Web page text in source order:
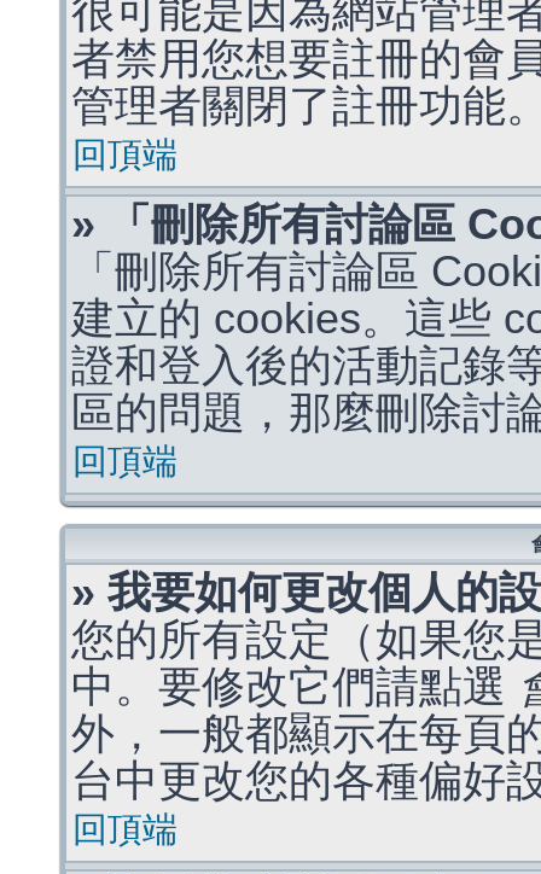
很可能是因為網站管理
者禁用您想要註冊的會
管理者關閉了註冊功能
回頂端
» 「刪除所有討論區
「刪除所有討論區
建立的 cookies。這些
證和登入後的活動記錄
區的問題，那麼刪除討
回頂端
» 我要如何更改個人的
您的所有設定（如果您
中。要修改它們請點選
外，一般都顯示在每頁
台中更改您的各種偏好
回頂端